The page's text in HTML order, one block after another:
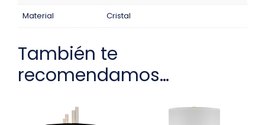
Material Cristal
También te
recomendamos…